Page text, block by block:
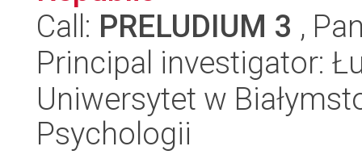
Call: PRELUDIUM 3 ,
Principal investigator:
Uniwersytet w
Psychologii